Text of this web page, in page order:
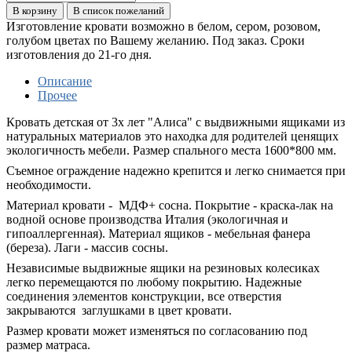
В корзину В список пожеланий
Изготовление кровати возможно в белом, сером, розовом,
голубом цветах по Вашему желанию. Под заказ. Сроки
изготовления до 21-го дня.
Описание
Прочее
Кровать детская от 3х лет "Алиса" с выдвижными ящиками из
натуральных материалов это находка для родителей ценящих
экологичность мебели. Размер спального места 1600*800 мм.
Съемное ограждение надежно крепится и легко снимается при
необходимости.
Материал кровати - МДФ+ сосна. Покрытие - краска-лак на
водной основе производства Италия (экологичная и
гипоаллергенная). Материал ящиков - мебельная фанера
(береза). Лаги - массив сосны.
Независимые выдвижные ящики на резиновых колесиках
легко перемещаются по любому покрытию. Надежные
соединения элементов конструкции, все отверстия
закрываются заглушками в цвет кровати.
Размер кровати может изменяться по согласованию под
размер матраса.